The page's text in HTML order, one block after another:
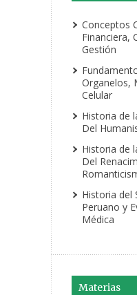
Conceptos
Financiera,
Gestión
Organelos,
Celular
Historia de
Del
Historia de
Del
Historia del
Peruano y
Médica
Materias